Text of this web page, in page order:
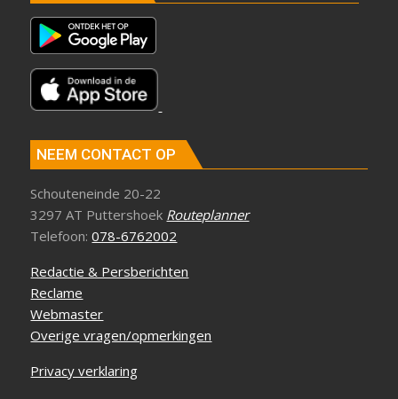
NEEM CONTACT OP
Schouteneinde 20-22
3297 AT Puttershoek Routeplanner
Telefoon:078-6762002
Redactie & Persberichten
Reclame
Webmaster
Overige vragen/opmerkingen
Privacy verklaring